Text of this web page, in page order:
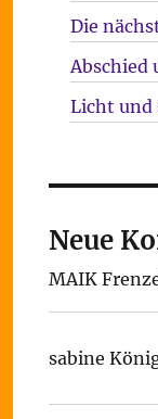
Die
Abschied
Licht und
Neue
MAIK
sabine